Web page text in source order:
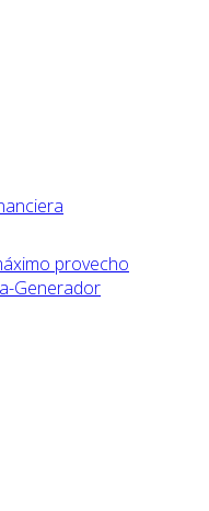
provecho
Generador